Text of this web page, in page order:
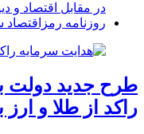
در مقابل اقتصاد و
روزنامه رمزاقتصاد سه شنبه
طرح جدید دولت
راکد از طلا و ارز